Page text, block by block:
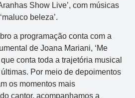
Show Live’, com músicas
beleza’.
a programação conta com a
de Joana Mariani, ‘Me
conta toda a trajetória musical
Por meio de depoimentos
os momentos mais
cantor, acompanhamos a